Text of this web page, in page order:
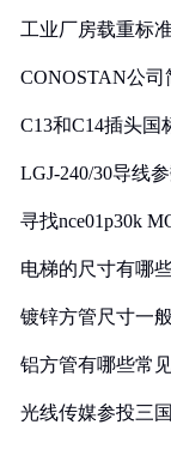
工业厂房载重标
CONOSTAN公司
C13和C14插头
LGJ-240/30导线
寻找nce01p30k
电梯的尺寸有哪
镀锌方管尺寸一
铝方管有哪些常
光线传媒参投三